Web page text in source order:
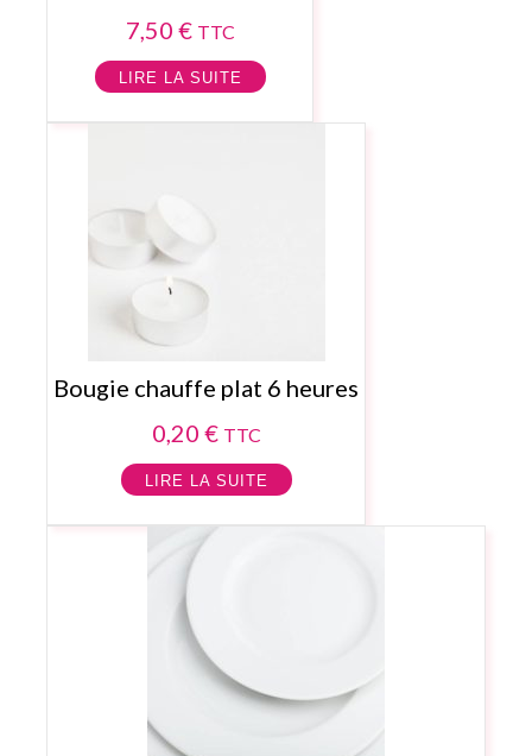
7,50 € TTC
LIRE LA SUITE
Bougie chauffe plat 6 heures
0,20 € TTC
LIRE LA SUITE